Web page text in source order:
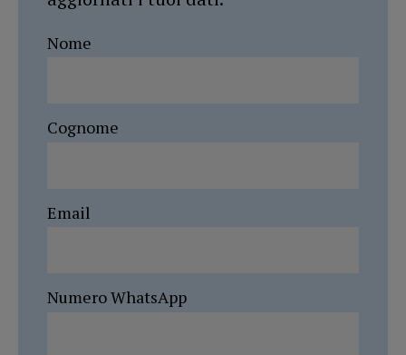
Nome
Cognome
Email
Numero WhatsApp